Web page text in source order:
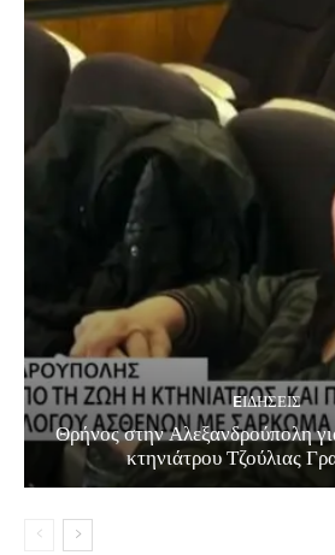
EΙΔΗΣΕΙΣ
Θρήνος στην Αλεξανδρούπολη
κτηνιάτρου Τζούλιας